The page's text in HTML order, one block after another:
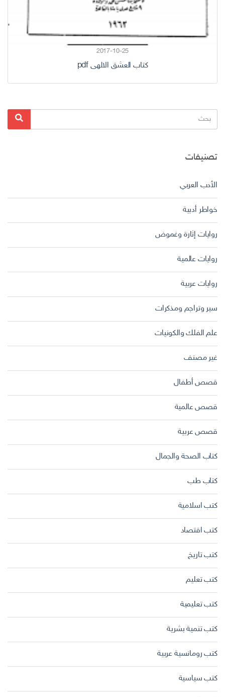
2017-10-25
كتاب العشق الالهى pdf
البحث
عن:
بحث
تصنيفات
الأدب العربي
خواطر أدبية
روايات إثارة وغموض
روايات عالمية
روايات عربية
سير وتراجم ومذكرات
علم الفلك والكونيات
غير مصنف
قصص أطفال
قصص عالمية
قصص عربية
كتاب الصحة والجمال
كتاب طب
كتب اسلامية
كتب اقتصاد
كتب تاريخ
كتب تعليم
كتب تعليمية
كتب تنمية بشرية
كتب رومانسية عربية
كتب سياسية